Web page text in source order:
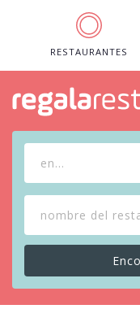
RESTAURANTES
en...